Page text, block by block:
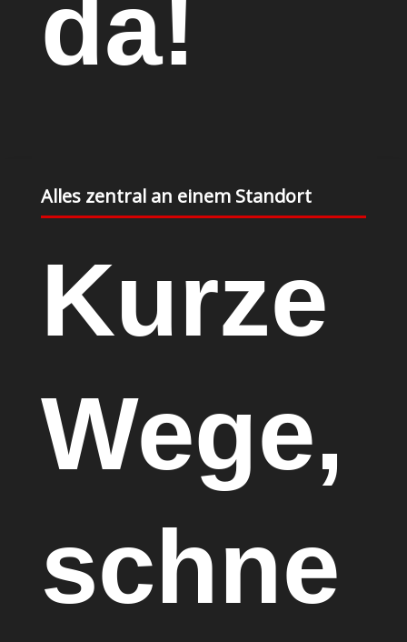
da!
Alles zentral an einem Standort
Kurze
Wege,
schne